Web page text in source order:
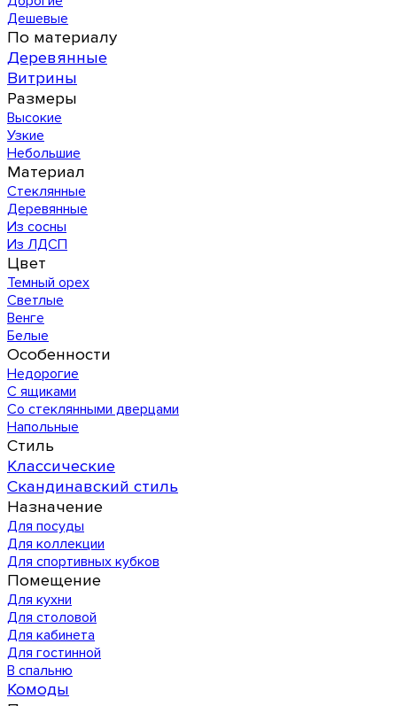
Дешевые
По материалу
Деревянные
Витрины
Размеры
Высокие
Узкие
Небольшие
Материал
Стеклянные
Деревянные
Из сосны
Из ЛДСП
Цвет
Темный орех
Светлые
Венге
Белые
Особенности
Недорогие
С ящиками
Со стеклянными дверцами
Напольные
Стиль
Классические
Скандинавский стиль
Назначение
Для посуды
Для коллекции
Для спортивных кубков
Помещение
Для кухни
Для столовой
Для кабинета
Для гостинной
В спальню
Комоды